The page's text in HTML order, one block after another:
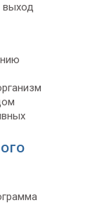
выход